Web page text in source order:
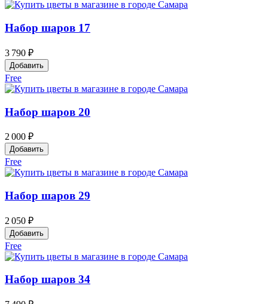
Набор шаров 17
3 790 ₽
Добавить
Free
Набор шаров 20
2 000 ₽
Добавить
Free
Набор шаров 29
2 050 ₽
Добавить
Free
Набор шаров 34